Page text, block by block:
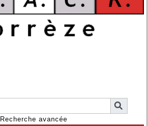
Recherche avancée